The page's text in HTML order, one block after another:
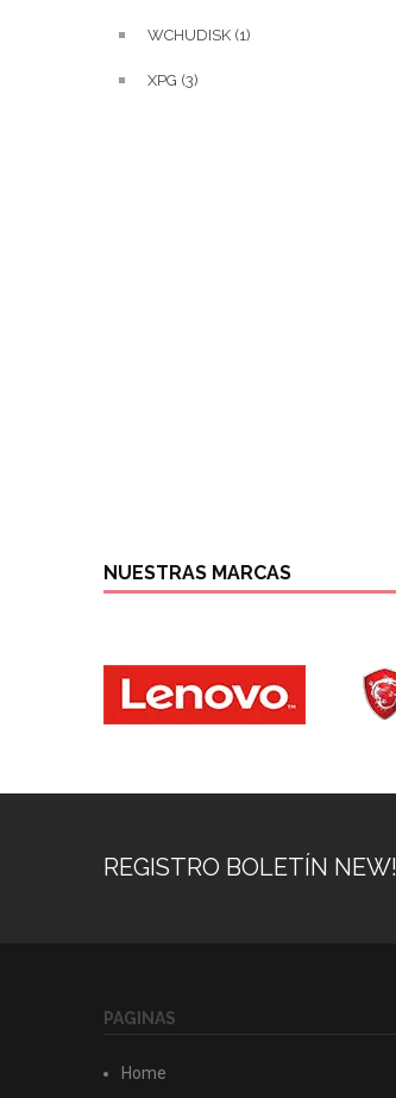
WCHUDISK (1)
XPG (3)
NUESTRAS MARCAS
REGISTRO BOLETÍN NEW!
PAGINAS
Home